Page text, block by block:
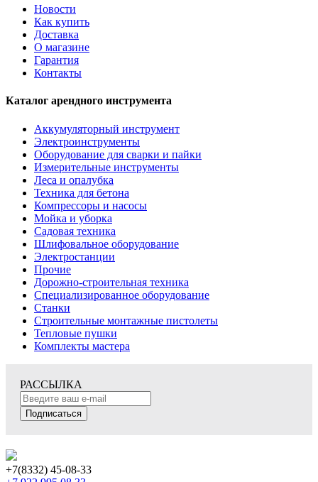
Новости
Как купить
Доставка
О магазине
Гарантия
Контакты
Каталог арендного инструмента
Аккумуляторный инструмент
Электроинструменты
Оборудование для сварки и пайки
Измерительные инструменты
Леса и опалубка
Техника для бетона
Компрессоры и насосы
Мойка и уборка
Садовая техника
Шлифовальное оборудование
Электростанции
Прочие
Дорожно-строительная техника
Специализированное оборудование
Станки
Строительные монтажные пистолеты
Тепловые пушки
Комплекты мастера
РАССЫЛКА
Подписаться
+7(8332) 45-08-33